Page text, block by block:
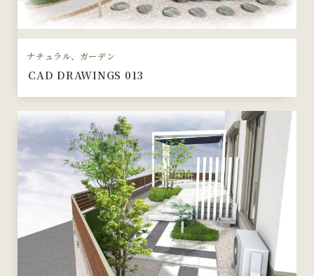
ナチュラル、ガーデン
CAD DRAWINGS 013